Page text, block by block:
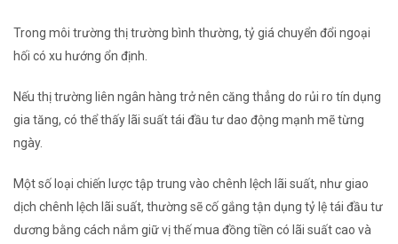
Trong môi trường thị trường bình thường, tỷ giá chuyển đổi ngoại
hối có xu hướng ổn định.
Nếu thị trường liên ngân hàng trở nên căng thẳng do rủi ro tín dụng
gia tăng, có thể thấy lãi suất tái đầu tư dao động mạnh mẽ từng
ngày.
Một số loại chiến lược tập trung vào chênh lệch lãi suất, nhưgiao
dịch chênh lệch lãi suất, thường sẽ cố gắng tận dụng tỷ lệ tái đầu tư
dương bằng cách nắm giữ vị thế mua đồng tiền có lãi suất cao và